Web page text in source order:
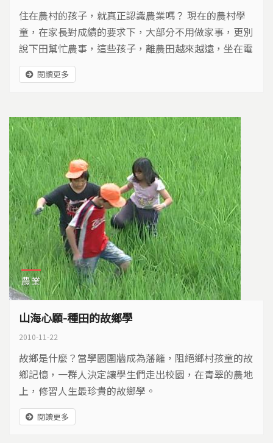
住在農村的孩子，就真正認識農業嗎？ 現在的農村學
童，在家長對成績的要求下，大部分不用做家事，更別
說下田幫忙農事，這些孩子，離農田越來越遠，坐在電
腦前的時間越來越長。現在，讓我們一起來看看，在學
校、農民幫助下，這些農村孩子如何重返土地！
閱讀更多
農業
山海心願-種田的故鄉學
2010-11-22
故鄉是什麼？當學園圍牆成為藩籬，阻絕鄉村孩童的故
鄉記憶，一群人決定讓學生們走出校園，在青翠的農地
上，修習人生最珍貴的故鄉學。
閱讀更多